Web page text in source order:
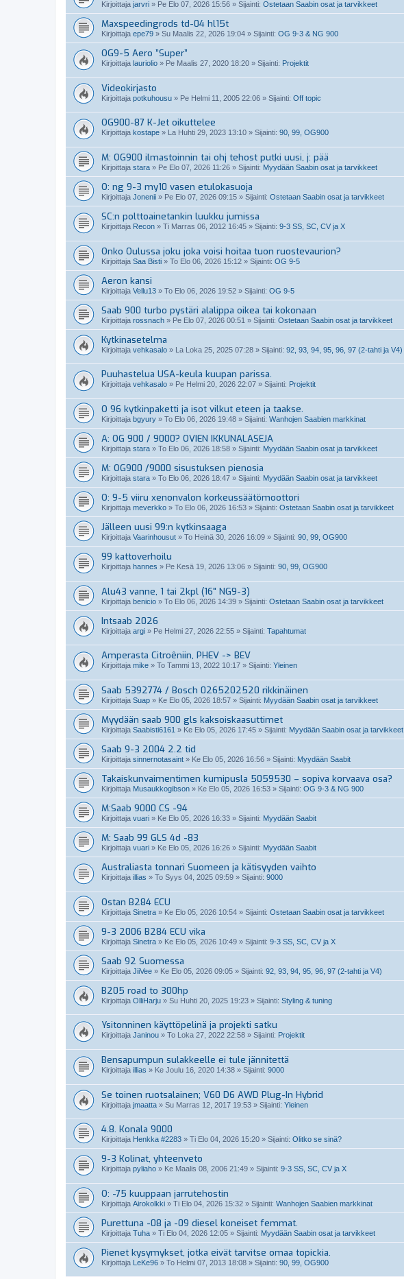
Kirjoittaja jarvri » Pe Elo 07, 2026 15:56 » Sijainti: Ostetaan Saabin osat ja tarvikkeet
Maxspeedingrods td-04 hl15t
Kirjoittaja epe79 » Su Maalis 22, 2026 19:04 » Sijainti: OG 9-3 & NG 900
OG9-5 Aero ”Super”
Kirjoittaja lauriolio » Pe Maalis 27, 2020 18:20 » Sijainti: Projektit
Videokirjasto
Kirjoittaja potkuhousu » Pe Helmi 11, 2005 22:06 » Sijainti: Off topic
OG900-87 K-Jet oikuttelee
Kirjoittaja kostape » La Huhti 29, 2023 13:10 » Sijainti: 90, 99, OG900
M: OG900 ilmastoinnin tai ohj tehost putki uusi, j: pää
Kirjoittaja stara » Pe Elo 07, 2026 11:26 » Sijainti: Myydään Saabin osat ja tarvikkeet
O: ng 9-3 my10 vasen etulokasuoja
Kirjoittaja Jonenii » Pe Elo 07, 2026 09:15 » Sijainti: Ostetaan Saabin osat ja tarvikkeet
SC:n polttoainetankin luukku jumissa
Kirjoittaja Recon » Ti Marras 06, 2012 16:45 » Sijainti: 9-3 SS, SC, CV ja X
Onko Oulussa joku joka voisi hoitaa tuon ruostevaurion?
Kirjoittaja Saa Bisti » To Elo 06, 2026 15:12 » Sijainti: OG 9-5
Aeron kansi
Kirjoittaja Vellu13 » To Elo 06, 2026 19:52 » Sijainti: OG 9-5
Saab 900 turbo pystäri alalippa oikea tai kokonaan
Kirjoittaja rossnach » Pe Elo 07, 2026 00:51 » Sijainti: Ostetaan Saabin osat ja tarvikkeet
Kytkinasetelma
Kirjoittaja vehkasalo » La Loka 25, 2025 07:28 » Sijainti: 92, 93, 94, 95, 96, 97 (2-tahti ja V4)
Puuhastelua USA-keula kuupan parissa.
Kirjoittaja vehkasalo » Pe Helmi 20, 2026 22:07 » Sijainti: Projektit
O 96 kytkinpaketti ja isot vilkut eteen ja taakse.
Kirjoittaja bgyury » To Elo 06, 2026 19:48 » Sijainti: Wanhojen Saabien markkinat
A: OG 900 / 9000? OVIEN IKKUNALASEJA
Kirjoittaja stara » To Elo 06, 2026 18:58 » Sijainti: Myydään Saabin osat ja tarvikkeet
M: OG900 /9000 sisustuksen pienosia
Kirjoittaja stara » To Elo 06, 2026 18:47 » Sijainti: Myydään Saabin osat ja tarvikkeet
O: 9-5 viiru xenonvalon korkeussäätömoottori
Kirjoittaja meverkko » To Elo 06, 2026 16:53 » Sijainti: Ostetaan Saabin osat ja tarvikkeet
Jälleen uusi 99:n kytkinsaaga
Kirjoittaja Vaarinhousut » To Heinä 30, 2026 16:09 » Sijainti: 90, 99, OG900
99 kattoverhoilu
Kirjoittaja hannes » Pe Kesä 19, 2026 13:06 » Sijainti: 90, 99, OG900
Alu43 vanne, 1 tai 2kpl (16" NG9-3)
Kirjoittaja benicio » To Elo 06, 2026 14:39 » Sijainti: Ostetaan Saabin osat ja tarvikkeet
Intsaab 2026
Kirjoittaja argi » Pe Helmi 27, 2026 22:55 » Sijainti: Tapahtumat
Amperasta Citroêniin, PHEV -> BEV
Kirjoittaja mike » To Tammi 13, 2022 10:17 » Sijainti: Yleinen
Saab 5392774 / Bosch 0265202520 rikkinäinen
Kirjoittaja Suap » Ke Elo 05, 2026 18:57 » Sijainti: Myydään Saabin osat ja tarvikkeet
Myydään saab 900 gls kaksoiskaasuttimet
Kirjoittaja Saabisti6161 » Ke Elo 05, 2026 17:45 » Sijainti: Myydään Saabin osat ja tarvikkeet
Saab 9-3 2004 2.2 tid
Kirjoittaja sinnernotasaint » Ke Elo 05, 2026 16:56 » Sijainti: Myydään Saabit
Takaiskunvaimentimen kumipusla 5059530 – sopiva korvaava osa?
Kirjoittaja Musaukkogibson » Ke Elo 05, 2026 16:53 » Sijainti: OG 9-3 & NG 900
M:Saab 9000 CS -94
Kirjoittaja vuari » Ke Elo 05, 2026 16:33 » Sijainti: Myydään Saabit
M: Saab 99 GLS 4d -83
Kirjoittaja vuari » Ke Elo 05, 2026 16:26 » Sijainti: Myydään Saabit
Australiasta tonnari Suomeen ja kätisyyden vaihto
Kirjoittaja illias » To Syys 04, 2025 09:59 » Sijainti: 9000
Ostan B284 ECU
Kirjoittaja Sinetra » Ke Elo 05, 2026 10:54 » Sijainti: Ostetaan Saabin osat ja tarvikkeet
9-3 2006 B284 ECU vika
Kirjoittaja Sinetra » Ke Elo 05, 2026 10:49 » Sijainti: 9-3 SS, SC, CV ja X
Saab 92 Suomessa
Kirjoittaja JiiVee » Ke Elo 05, 2026 09:05 » Sijainti: 92, 93, 94, 95, 96, 97 (2-tahti ja V4)
B205 road to 300hp
Kirjoittaja OlliHarju » Su Huhti 20, 2025 19:23 » Sijainti: Styling & tuning
Ysitonninen käyttöpelinä ja projekti satku
Kirjoittaja Janinou » To Loka 27, 2022 22:58 » Sijainti: Projektit
Bensapumpun sulakkeelle ei tule jännitettä
Kirjoittaja illias » Ke Joulu 16, 2020 14:38 » Sijainti: 9000
Se toinen ruotsalainen; V60 D6 AWD Plug-In Hybrid
Kirjoittaja jmaatta » Su Marras 12, 2017 19:53 » Sijainti: Yleinen
4.8. Konala 9000
Kirjoittaja Henkka #2283 » Ti Elo 04, 2026 15:20 » Sijainti: Olitko se sinä?
9-3 Kolinat, yhteenveto
Kirjoittaja pyliaho » Ke Maalis 08, 2006 21:49 » Sijainti: 9-3 SS, SC, CV ja X
O: -75 kuuppaan jarrutehostin
Kirjoittaja Airokolkki » Ti Elo 04, 2026 15:32 » Sijainti: Wanhojen Saabien markkinat
Purettuna -08 ja -09 diesel koneiset femmat.
Kirjoittaja Tuha » Ti Elo 04, 2026 12:05 » Sijainti: Myydään Saabin osat ja tarvikkeet
Pienet kysymykset, jotka eivät tarvitse omaa topickia.
Kirjoittaja LeKe96 » To Helmi 07, 2013 18:08 » Sijainti: 90, 99, OG900